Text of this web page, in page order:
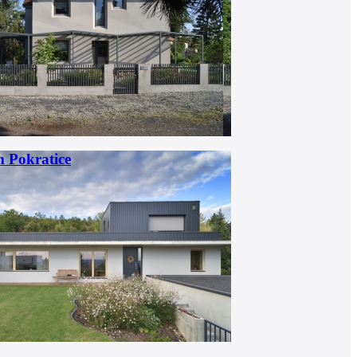
Pokratice